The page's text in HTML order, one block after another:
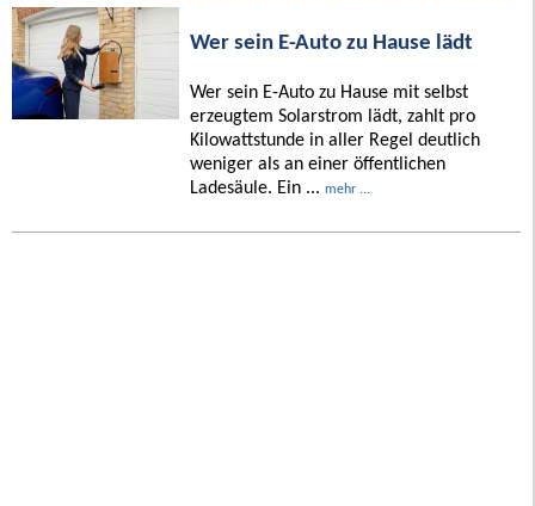
Wer sein E-Auto zu Hause lädt
Wer sein E-Auto zu Hause mit selbst
erzeugtem Solarstrom lädt, zahlt pro
Kilowattstunde in aller Regel deutlich
weniger als an einer öffentlichen
Ladesäule. Ein ... mehr ...